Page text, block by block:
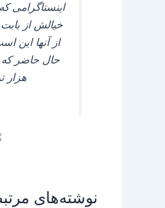
اینستاگرامی
خیالش از
از آنها این
هزار
نوشته‌های